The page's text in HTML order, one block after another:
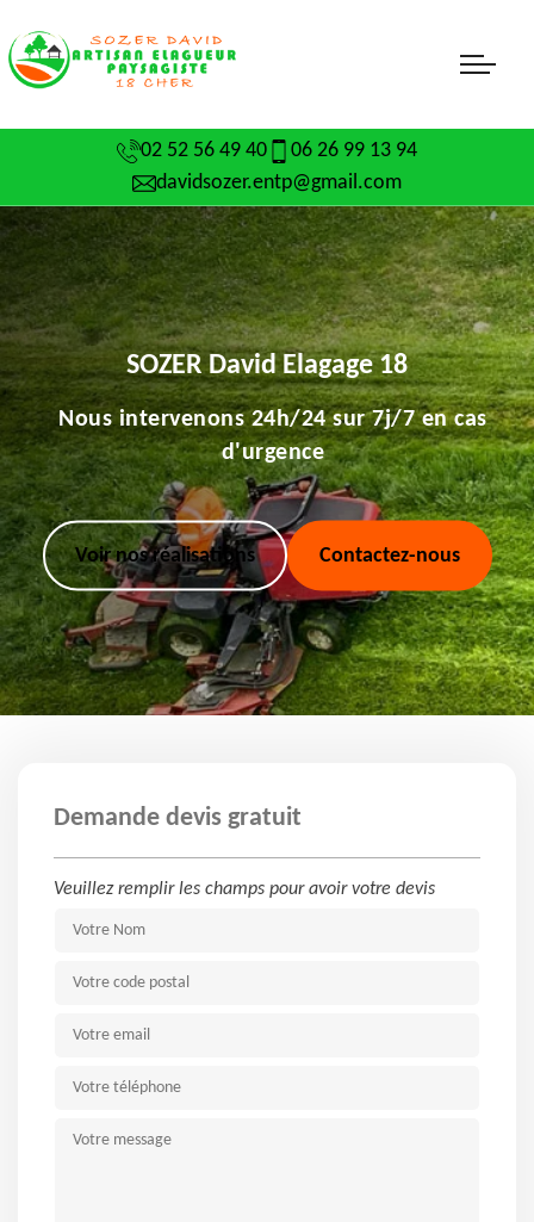
02 52 56 49 40
06 26 99 13 94
davidsozer.entp@gmail.com
SOZER David Elagage 18
Nous intervenons 24h/24 sur 7j/7 en cas
d'urgence
Voir nos réalisations Contactez-nous
Demande devis gratuit
Veuillez remplir les champs pour avoir votre devis